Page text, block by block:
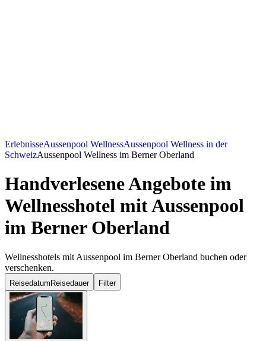
ErlebnisseAussenpool WellnessAussenpool Wellness in der
SchweizAussenpool Wellness im Berner Oberland
Handverlesene Angebote im
Wellnesshotel mit Aussenpool
im Berner Oberland
Wellnesshotels mit Aussenpool im Berner Oberland buchen oder
verschenken.
Reisedatum Reisedauer Filter